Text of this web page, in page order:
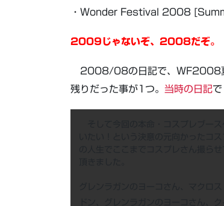
・Wonder Festival 2008
2009じゃないぞ、2008だぞ。
2008/08の日記で、WF2008夏
残りだった事が1つ。 当時の日記で